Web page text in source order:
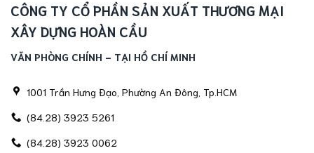
CÔNG TY CỔ PHẦN SẢN XUẤT THƯƠNG MẠI
XÂY DỰNG HOÀN CẦU
VĂN PHÒNG CHÍNH - TẠI HỒ CHÍ MINH
1001 Trần Hưng Đạo, Phường An Đông, Tp.HCM
(84.28) 3923 5261
(84.28) 3923 0062